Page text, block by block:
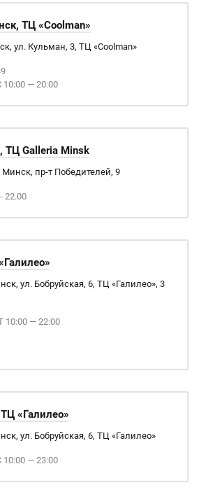
ТЦ «Coolman»
ул. Кульман, 3, ТЦ «Coolman»
— 20:00
ТЦ Galleria Minsk
Минск, пр-т Победителей, 9
22.00
ул. Бобруйская, 6, ТЦ «Галилео», 3
10:00 — 22:00
«Галилео»
ул. Бобруйская, 6, ТЦ «Галилео»
— 23:00